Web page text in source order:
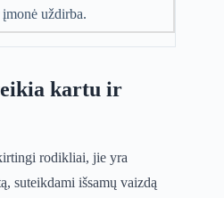
uždirba.
kartu ir
rodikliai, jie yra
suteikdami išsamų vaizdą